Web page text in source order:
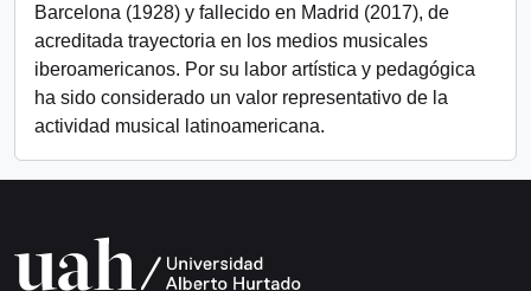
Barcelona (1928) y fallecido en Madrid (2017), de
acreditada trayectoria en los medios musicales
iberoamericanos. Por su labor artística y pedagógica
ha sido considerado un valor representativo de la
actividad musical latinoamericana.